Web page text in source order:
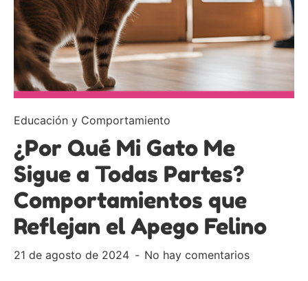
Educación y Comportamiento
¿Por Qué Mi Gato Me
Sigue a Todas Partes?
Comportamientos que
Reflejan el Apego Felino
21 de agosto de 2024 No hay comentarios